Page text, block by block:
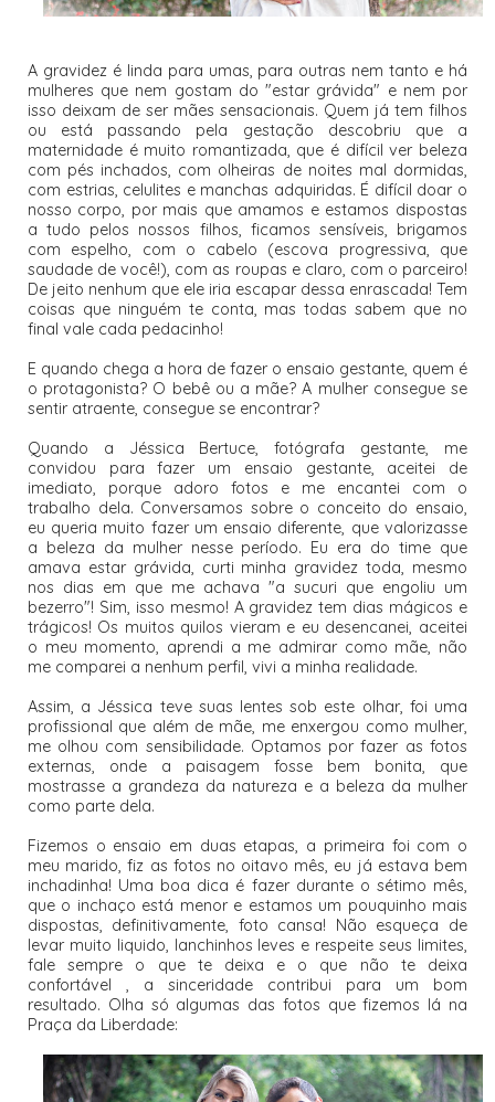
A gravidez é linda para umas, para outras nem tanto e há
mulheres que nem gostam do "estar grávida" e nem por
isso deixam de ser mães sensacionais. Quem já tem filhos
ou está passando pela gestação descobriu que a
maternidade é muito romantizada, que é difícil ver beleza
com pés inchados, com olheiras de noites mal dormidas,
com estrias, celulites e manchas adquiridas. É difícil doar o
nosso corpo, por mais que amamos e estamos dispostas
a tudo pelos nossos filhos, ficamos sensíveis, brigamos
com espelho, com o cabelo (escova progressiva, que
saudade de você!), com as roupas e claro, com o parceiro!
De jeito nenhum que ele iria escapar dessa enrascada! Tem
coisas que ninguém te conta, mas todas sabem que no
final vale cada pedacinho!
E quando chega a hora de fazer o ensaio gestante, quem é
o protagonista? O bebê ou a mãe? A mulher consegue se
sentir atraente, consegue se encontrar?
Quando a Jéssica Bertuce, fotógrafa gestante, me
convidou para fazer um ensaio gestante, aceitei de
imediato, porque adoro fotos e me encantei com o
trabalho dela. Conversamos sobre o conceito do ensaio,
eu queria muito fazer um ensaio diferente, que valorizasse
a beleza da mulher nesse período. Eu era do time que
amava estar grávida, curti minha gravidez toda, mesmo
nos dias em que me achava "a sucuri que engoliu um
bezerro"! Sim, isso mesmo! A gravidez tem dias mágicos e
trágicos! Os muitos quilos vieram e eu desencanei, aceitei
o meu momento, aprendi a me admirar como mãe, não
me comparei a nenhum perfil, vivi a minha realidade.
Assim, a Jéssica teve suas lentes sob este olhar, foi uma
profissional que além de mãe, me enxergou como mulher,
me olhou com sensibilidade. Optamos por fazer as fotos
externas, onde a paisagem fosse bem bonita, que
mostrasse a grandeza da natureza e a beleza da mulher
como parte dela.
Fizemos o ensaio em duas etapas, a primeira foi com o
meu marido, fiz as fotos no oitavo mês, eu já estava bem
inchadinha! Uma boa dica é fazer durante o sétimo mês,
que o inchaço está menor e estamos um pouquinho mais
dispostas, definitivamente, foto cansa! Não esqueça de
levar muito liquido, lanchinhos leves e respeite seus limites,
fale sempre o que te deixa e o que não te deixa
confortável , a sinceridade contribui para um bom
resultado. Olha só algumas das fotos que fizemos lá na
Praça da Liberdade: